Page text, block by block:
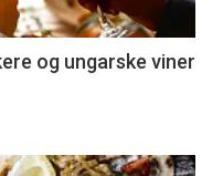
og ungarske viner